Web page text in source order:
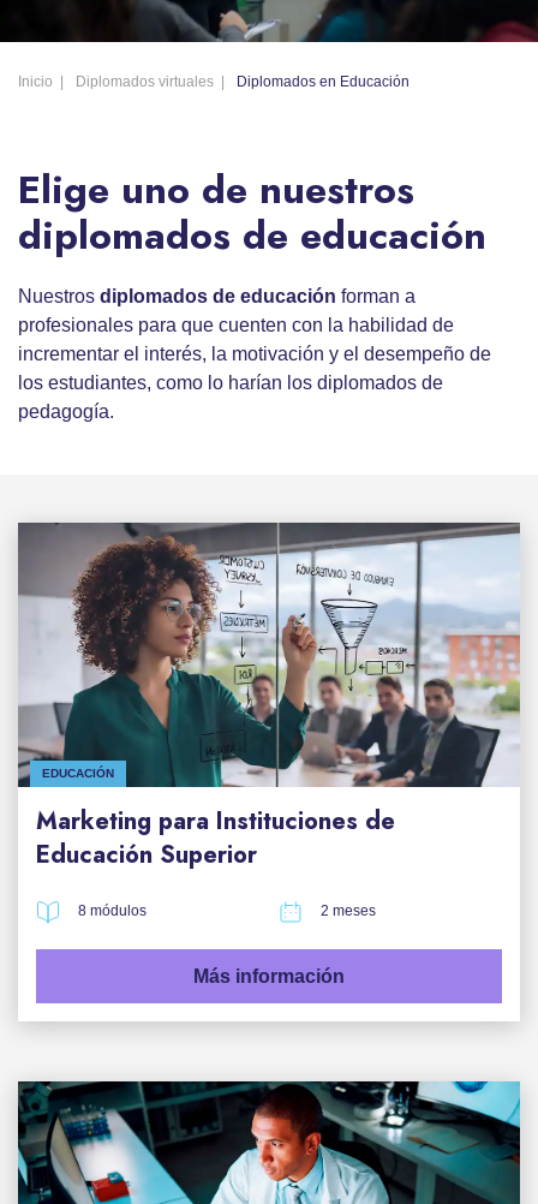
Inicio Diplomados virtuales Diplomados en Educación
Elige uno de nuestros
diplomados de educación
Nuestros diplomados de educación forman a
profesionales para que cuenten con la habilidad de
incrementar el interés, la motivación y el desempeño de
los estudiantes, como lo harían los diplomados de
pedagogía.
EDUCACIÓN
Marketing para Instituciones de
Educación Superior
8 módulos 2 meses
Más información